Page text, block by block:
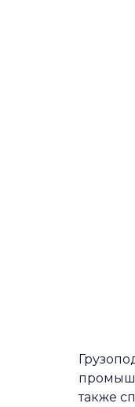
также